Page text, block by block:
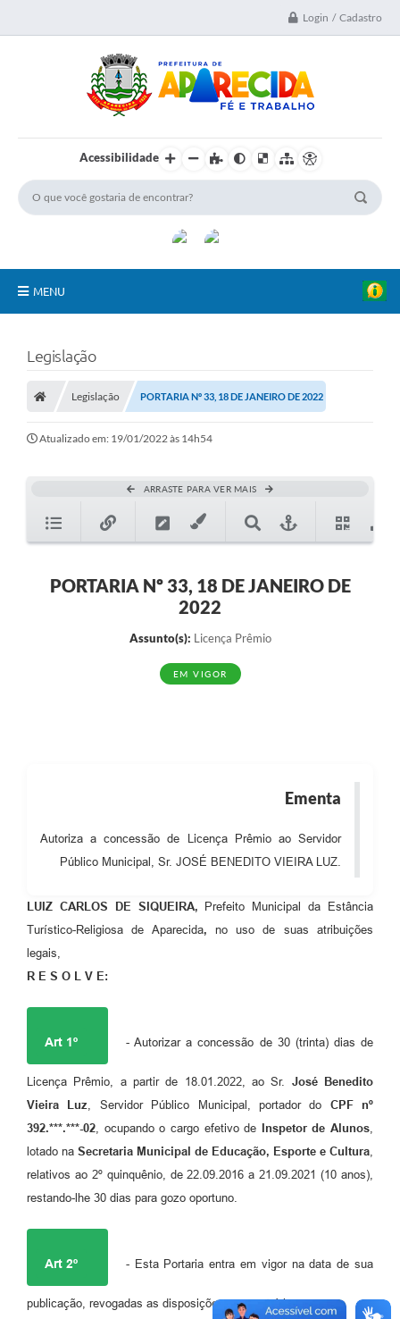
Login / Cadastro
Acessibilidade
MENU
Secretarias
Transparência
Turismo
Coronavírus
Serviços Online
Secretaria de Saúde (Relações ESF)
Cemitérios
Arquivos para Download
Galeria de Vídeos
Contas Públicas
Editais
Telefones Úteis
Jornal
Agenda
Contato
Legislação
Legislação PORTARIA Nº 33, 18 DE JANEIRO DE 2022
Atualizado em: 19/01/2022 às 14h54
ARRASTE PARA VER MAIS
PORTARIA Nº 33, 18 DE JANEIRO DE
2022
Assunto(s): Licença Prêmio
EM VIGOR
Ementa
Autoriza a concessão de Licença Prêmio ao Servidor
Público Municipal, Sr. JOSÉ BENEDITO VIEIRA LUZ.
LUIZ CARLOS DE SIQUEIRA,
Prefeito Municipal da Estância
Turístico-Religiosa de Aparecida, no uso de suas atribuições
legais,
R E S O L V E:
Art 1º - Autorizar a concessão de 30 (trinta) dias de
Licença Prêmio, a partir de 18.01.2022, ao Sr. José Benedito
Vieira Luz, Servidor Público Municipal, portador do CPF nº
392.***.***-02, ocupando o cargo efetivo de Inspetor de Alunos,
lotado na Secretaria Municipal de Educação, Esporte e Cultura,
relativos ao 2º quinquênio, de 22.09.2016 a 21.09.2021 (10 anos),
restando-lhe 30 dias para gozo oportuno.
Art 2º - Esta Portaria entra em vigor na data de sua
publicação, revogadas as disposições em contrário.